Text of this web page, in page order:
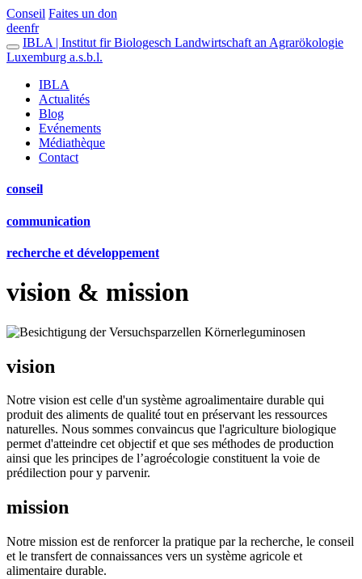
Conseil Faites un don
deenfr
IBLA | Institut fir Biologesch Landwirtschaft an Agrarökologie
Luxemburg a.s.b.l.
IBLA
Actualités
Blog
Evénements
Médiathèque
Contact
conseil
communication
recherche et développement
vision & mission
vision
Notre vision est celle d'un système agroalimentaire durable qui
produit des aliments de qualité tout en préservant les ressources
naturelles. Nous sommes convaincus que l'agriculture biologique
permet d'atteindre cet objectif et que ses méthodes de production
ainsi que les principes de l’agroécologie constituent la voie de
prédilection pour y parvenir.
mission
Notre mission est de renforcer la pratique par la recherche, le conseil
et le transfert de connaissances vers un système agricole et
alimentaire durable.